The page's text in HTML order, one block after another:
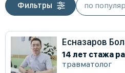
Фильтры
Есназаров
14 лет стажа
травматолог